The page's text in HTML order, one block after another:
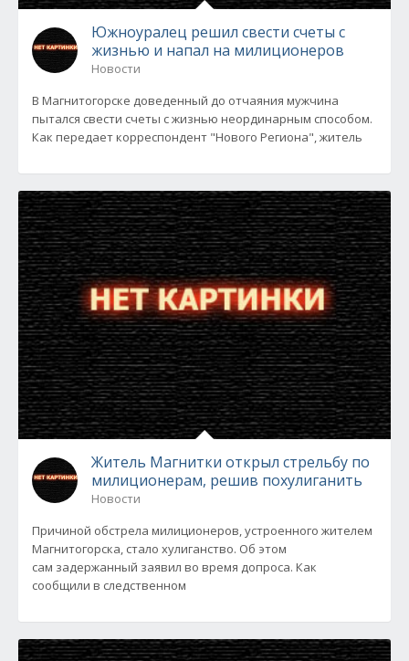
Южноуралец решил свести счеты с
жизнью и напал на милиционеров
Новости
В Магнитогорске доведенный до отчаяния мужчина
пытался свести счеты с жизнью неординарным способом.
Как передает корреспондент "Нового Региона", житель
Житель Магнитки открыл стрельбу по
милиционерам, решив похулиганить
Новости
Причиной обстрела милиционеров, устроенного жителем
Магнитогорска, стало хулиганство. Об этом
сам задержанный заявил во время допроса. Как
сообщили в следственном